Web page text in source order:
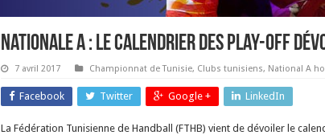
Nationale A : le calendrier des play-off
7 avril 2017 Championnat de Tunisie, Clubs tunisiens, National A
Facebook Twitter Google + LinkedIn
La Fédération Tunisienne de Handball (FTHB) vient de dévoiler le